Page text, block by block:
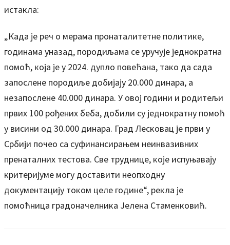
истакла:
„Када је реч о мерама пронаталитетне политике,
годинама уназад, породиљама се уручује једнократна
помоћ, која је у 2024. дупло повећана, тако да сада
запослене породиље добијају 20.000 динара, а
незапослене 40.000 динара. У овој години и родитељи
првих 100 рођених беба, добили су једнократну помоћ
у висини од 30.000 динара. Град Лесковац је први у
Србији почео са суфинансирањем неинвазивних
пренаталних тестова. Све труднице, које испуњавају
критеријуме могу доставити неопходну
документацију током целе године“, рекла је
помоћница градоначелника Јелена Стаменковић.